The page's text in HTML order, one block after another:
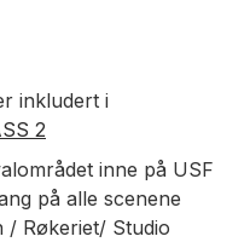
inkludert i
2
inne på USF
på alle scenene
/ Røkeriet/ Studio